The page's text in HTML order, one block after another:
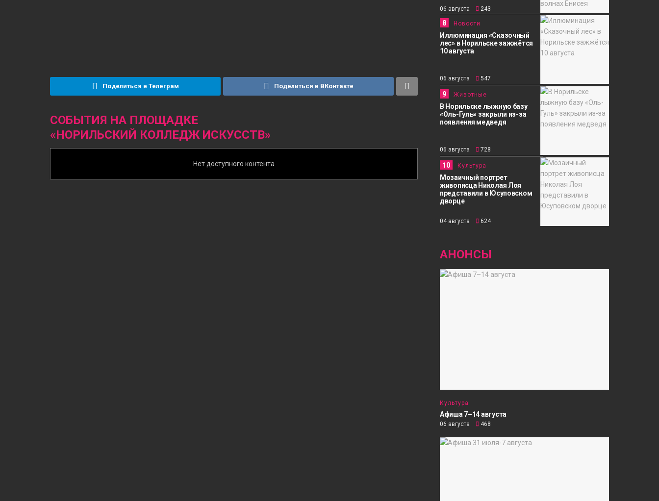
Поделиться в Телеграм Поделиться в ВКонтакте
СОБЫТИЯ НА ПЛОЩАДКЕ
«НОРИЛЬСКИЙ КОЛЛЕДЖ ИСКУССТВ»
Нет доступного контента
06 августа 243
8 Новости
Иллюминация «Сказочный
лес» в Норильске зажжётся
10 августа
06 августа 547
9 Животные
В Норильске лыжную базу
«Оль-Гуль» закрыли из-за
появления медведя
06 августа 728
10 Культура
Мозаичный портрет
живописца Николая Лоя
представили в Юсуповском
дворце
04 августа 624
АНОНСЫ
Культура
Афиша 7–14 августа
06 августа 468